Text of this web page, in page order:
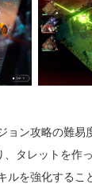
ョン攻略の難易
、タレットを作
ルを強化するこ